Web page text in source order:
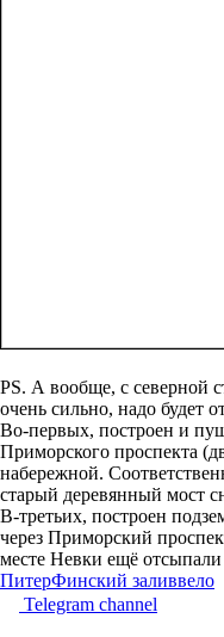
PS. А вообще, с северной
очень сильно, надо будет
Во-первых, построен и
Приморского проспекта
набережной.
старый деревянный мост
В-третьих, построен
через Приморский
месте Невки ещё
ПитерФинский заливвело
Telegram channel